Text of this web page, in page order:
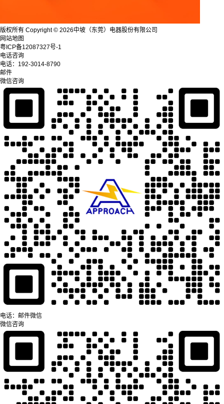
版权所有 Copyright © 2026中坡（东莞）电器股份有限公司
网站地图
粤ICP备12087327号-1
电话咨询
电话： 192-3014-8790
邮件
微信咨询
电话： 邮件微信
微信咨询